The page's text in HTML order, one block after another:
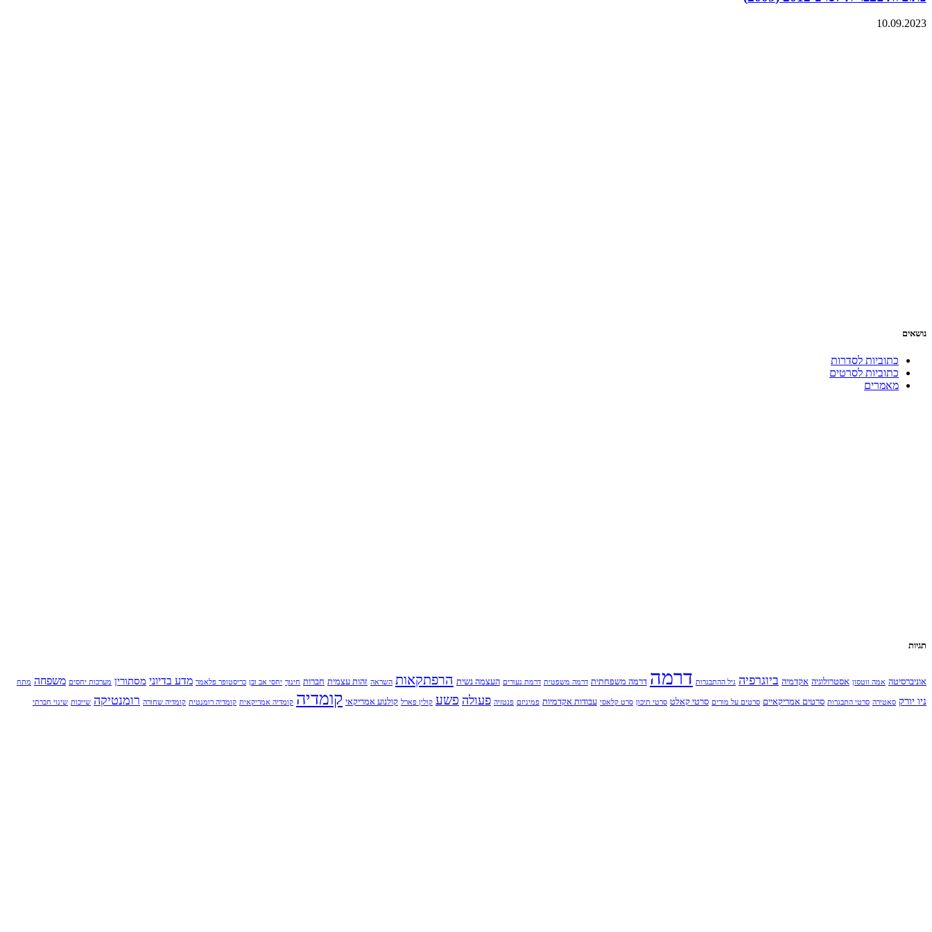
10.09.2023
נושאים
כתוביות לסדרות
כתוביות לסרטים
מאמרים
תגיות
אוניברסיטה אמה ווטסון אסטרולוגיה אקדמיה ביוגרפיה גיל ההתבגרות דרמה דרמה משפחתית דרמה משפטית דרמת נעורים העצמה נשית הרפתקאות השראה זהות עצמית חברות חינוך יחסי אב ובן כריסטופר פלאמר מדע בדיוני מסתורין מערכות יחסים משפחה מתח
ניו יורק סאטירה סרטי התבגרות סרטים אמריקאיים סרטים על מורים סרטי קאלט סרטי תיכון סרט קלאסי עבודות אקדמיות פמיניזם פנטזיה פעולה פשע קולין פארל קולנוע אמריקאי קומדיה קומדיה אמריקאית קומדיה רומנטית קומדיה שחורה רומנטיקה שייכות שינוי חברתי